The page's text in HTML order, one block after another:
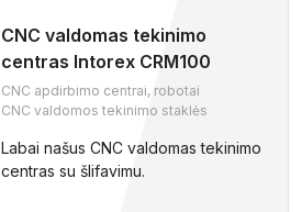
CNC valdomas tekinimo
centras Intorex CRM100
CNC apdirbimo centrai, robotai
CNC valdomos tekinimo staklės
Labai našus CNC valdomas tekinimo
centras su šlifavimu.